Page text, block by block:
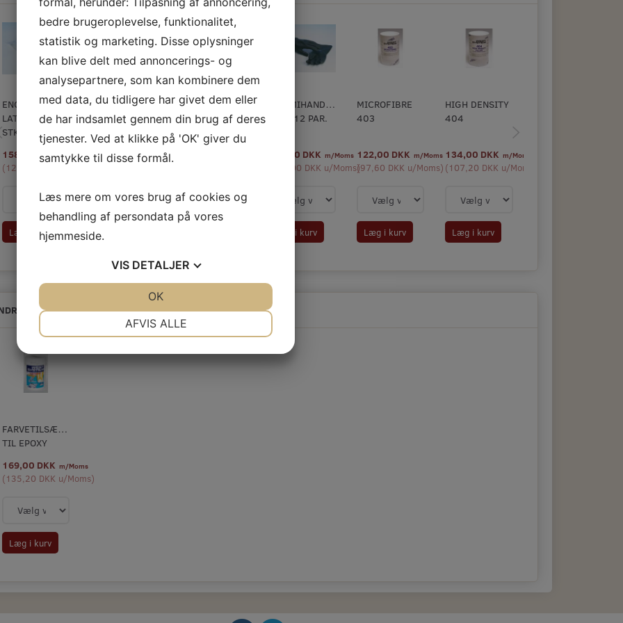
ENGANGSHANDSKE.
LATEX, 100
STK.
158,00 DKKm/Moms
(126,40 DKK u/Moms
Læg i kurv
ENGANGSHANDSKE.
VINYL STR. S
200,00 DKKm/Moms
Læg i kurv
GUMMIHANDSKE
SORT, 1 PAR. L-
XL-XXL
GUMMIHANDSKE
SORT 12 PAR.
390,00 DKK m/Moms
312,00 DKK u/Moms)
Læg i kurv
MICROFIBRE
403
122,00 DKK m/Moms
(97,60 DKK u/Moms)
Læg i kurv
HIGH DENSITY
404
134,00 DKK m/Moms
(107,20 DKK u/Moms
Læg i kurv
KØBTE OGSÅ
FARVETILSÆTNING
TIL EPOXY
169,00 DKK m/Moms
(135,20 DKK u/Moms)
Læg i kurv
bedre brugeroplevelse, funktionalitet,
statistik og marketing. Disse oplysninger
kan blive delt med annoncerings- og
analysepartnere, som kan kombinere dem
med data, du tidligere har givet dem eller
de har indsamlet gennem din brug af deres
tjenester. Ved at klikke på 'OK' giver du
samtykke til disse formål.
Læs mere om vores brug af cookies og
behandling af persondata på vores
hjemmeside.
VIS DETALJER
AFVIS ALLE
OK